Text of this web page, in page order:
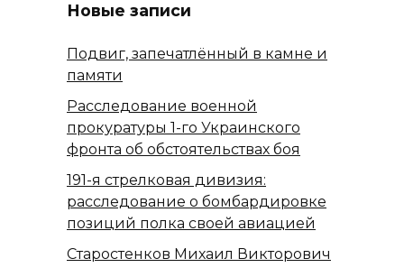
Новые записи
Подвиг, запечатлённый в камне и
памяти
Расследование военной
прокуратуры 1-го Украинского
фронта об обстоятельствах боя
191-я стрелковая дивизия:
расследование о бомбардировке
позиций полка своей авиацией
Старостенков Михаил Викторович